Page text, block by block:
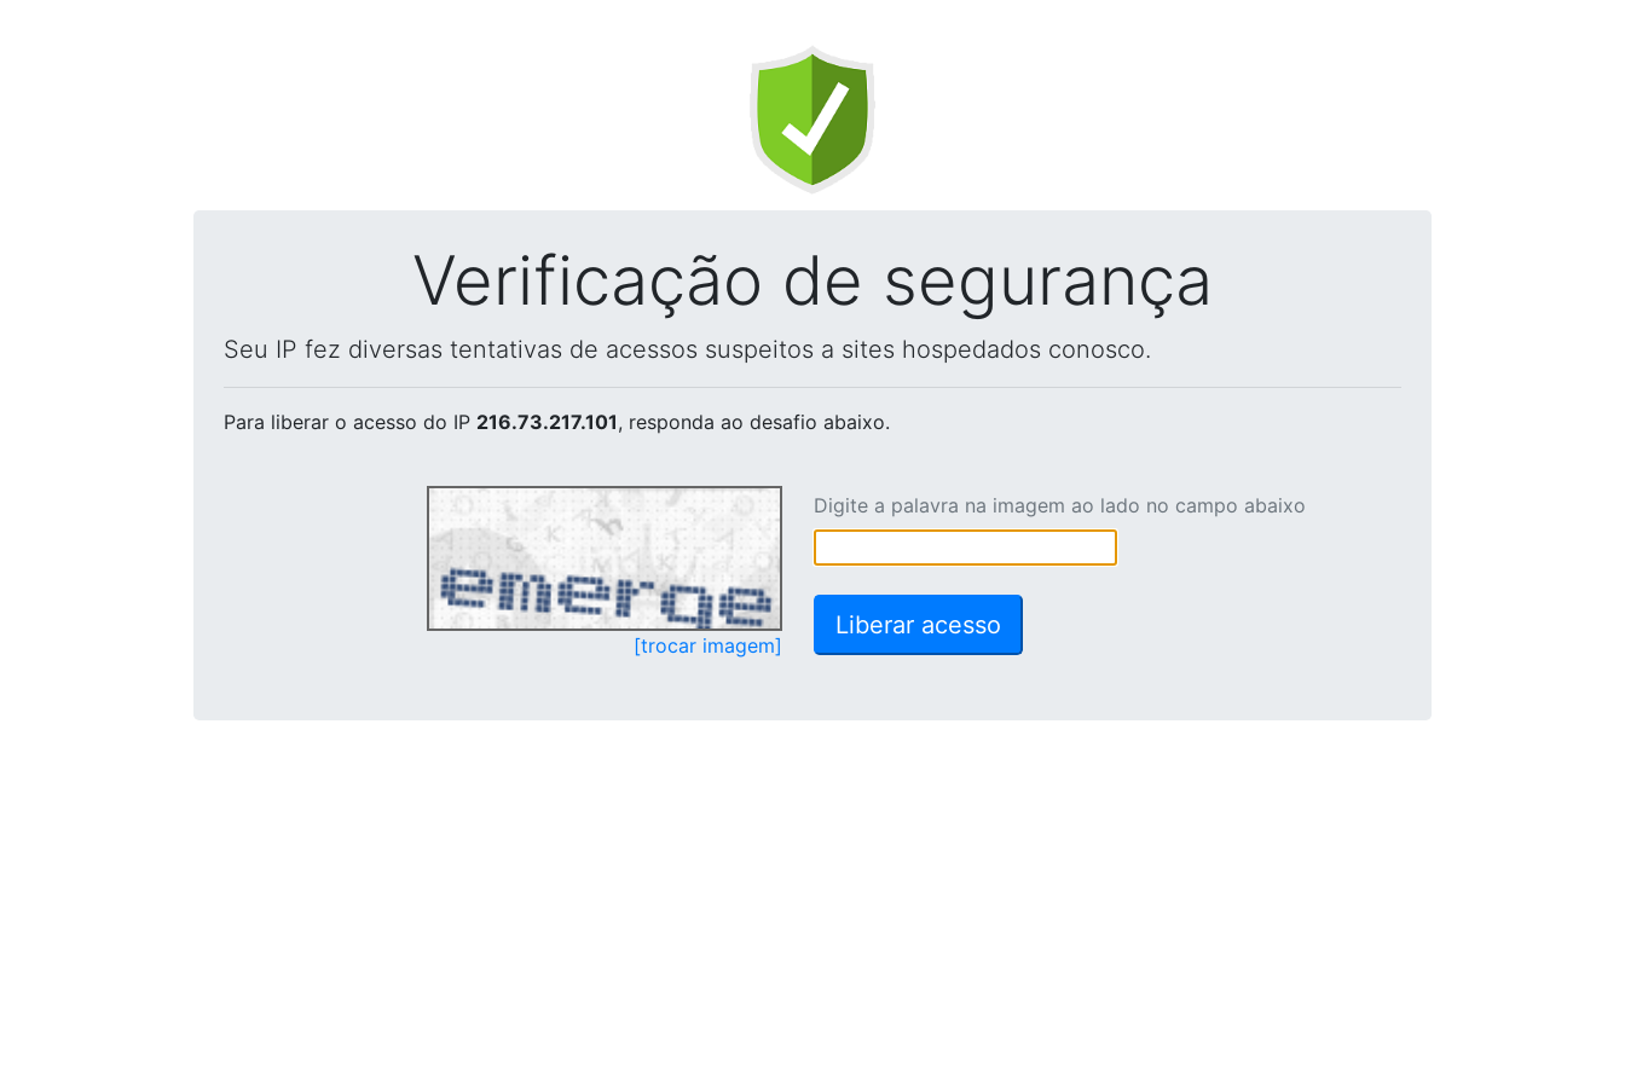
Verificação de segurança
Seu IP fez diversas tentativas de acessos suspeitos a sites hospedados conosco.
Para liberar o acesso do IP 216.73.217.101, responda ao desafio abaixo.
[trocar imagem]
Digite a palavra na imagem ao lado no campo abaixo